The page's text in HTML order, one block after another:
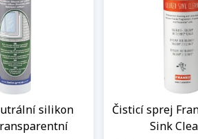
silikon
Čisticí sprej
Sink